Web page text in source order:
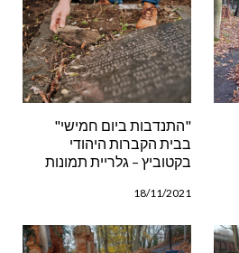
22/11/2021
"התנדבות ביום חמישי"
בבית הקברות היהודי
בקטוביץ – גלריית תמונות
18/11/2021